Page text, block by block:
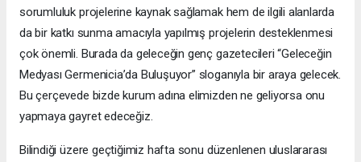
sorumluluk projelerine kaynak sağlamak hem de ilgili alanlarda
da bir katkı sunma amacıyla yapılmış projelerin desteklenmesi
çok önemli. Burada da geleceğin genç gazetecileri “Geleceğin
Medyası Germenicia’da Buluşuyor” sloganıyla bir araya gelecek.
Bu çerçevede bizde kurum adına elimizden ne geliyorsa onu
yapmaya gayret edeceğiz.
Bilindiği üzere geçtiğimiz hafta sonu düzenlenen uluslararası